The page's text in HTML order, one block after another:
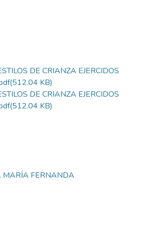
DE CRIANZA EJERCIDOS
(512.04 KB)
DE CRIANZA EJERCIDOS
(512.04 KB)
MARÍA FERNANDA